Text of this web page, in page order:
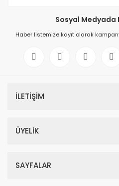
Sosyal Medyada
Haber listemize kayıt olarak
İLETİŞİM
ÜYELİK
SAYFALAR